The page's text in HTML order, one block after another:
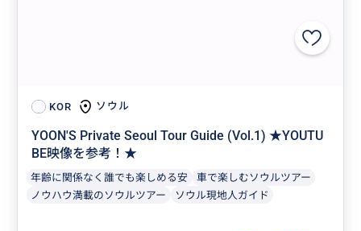
KOR ソウル
YOON'S Private Seoul Tour Guide (Vol.1) ★YOUTU
BE映像を参考！★
年齢に関係なく誰でも楽しめる安
車で楽しむソウルツアー
ノウハウ満載のソウルツアー
ソウル現地人ガイド